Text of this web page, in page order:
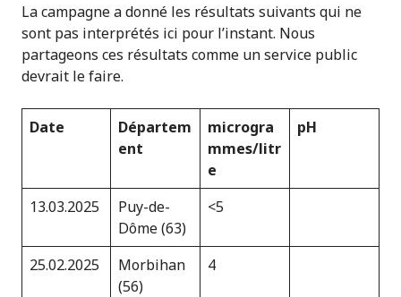
La campagne a donné les résultats suivants qui ne
sont pas interprétés ici pour l’instant. Nous
partageons ces résultats comme un service public
devrait le faire.
Date
Départem
ent
microgra
mmes/litr
e
pH
13.03.2025
Puy-de-
Dôme (63)
<5
25.02.2025
Morbihan
(56)
4